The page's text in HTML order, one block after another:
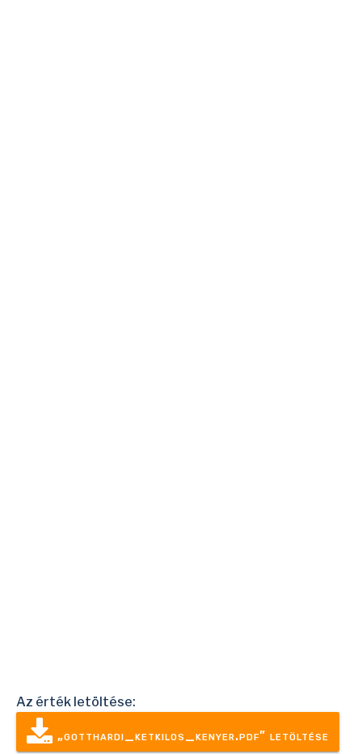
Az érték letöltése:
„gotthardi_ketkilos_kenyer.pdf” letöltése